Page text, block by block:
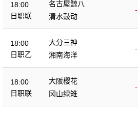
18:00
日职联
名古屋鲸八
-
清水鼓动
18:00
日职乙
大分三神
-
湘南海洋
18:00
日职联
大阪樱花
-
冈山绿雉